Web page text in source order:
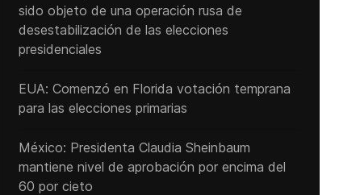
sido objeto de una operación rusa de
desestabilización de las elecciones
presidenciales
EUA: Comenzó en Florida votación temprana
para las elecciones primarias
México: Presidenta Claudia Sheinbaum
mantiene nivel de aprobación por encima del
60 por cieto